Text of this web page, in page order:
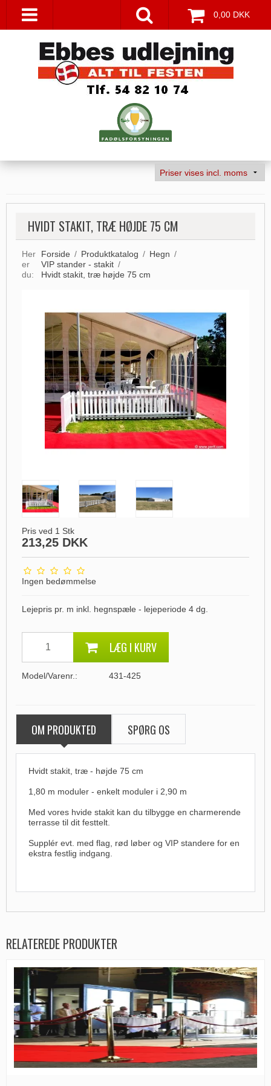
0,00 DKK
HVIDT STAKIT, TRÆ HØJDE 75 CM
Her
er
du:
Forside / Produktkatalog / Hegn /
VIP stander - stakit /
Hvidt stakit, træ højde 75 cm
Pris ved 1 Stk
213,25 DKK
Ingen bedømmelse
Lejepris pr. m inkl. hegnspæle - lejeperiode 4 dg.
LÆG I KURV
Model/Varenr.: 431-425
OM PRODUKTED SPØRG OS
Hvidt stakit, træ - højde 75 cm
1,80 m moduler - enkelt moduler i 2,90 m
Med vores hvide stakit kan du tilbygge en charmerende
terrasse til dit festtelt.
Supplér evt. med flag, rød løber og VIP standere for en
ekstra festlig indgang.
RELATEREDE PRODUKTER